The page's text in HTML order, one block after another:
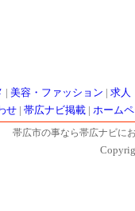
美容・ファッション 求人
せ| 帯広ナビ掲載| ホーム
帯広市の事なら帯広ナビに